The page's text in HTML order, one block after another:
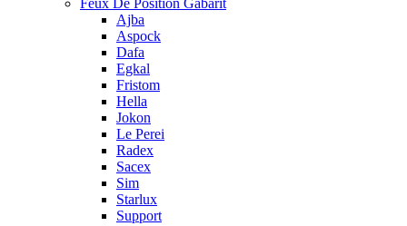
Feux De Position Gabarit
Ajba
Aspock
Dafa
Egkal
Fristom
Hella
Jokon
Le Perei
Radex
Sacex
Sim
Starlux
Support